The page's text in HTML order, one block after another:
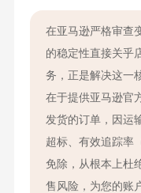
在亚马逊严格审查
的稳定性直接关乎
务，正是解决这一
在于提供亚马逊官
发货的订单，因运
超标、有效追踪率
免除，从根本上杜
售风险，为您的账